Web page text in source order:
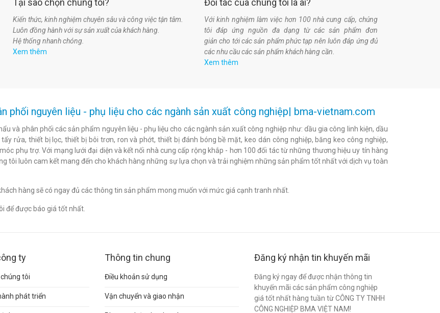
Tại sao chọn chúng tôi?
Kiến thức, kinh nghiệm chuyên sâu và công việc tận tâm.
Luôn đồng hành với sự sản xuất của khách hàng.
Hệ thống nhanh chóng.
Xem thêm
Đối tác của chúng tôi là ai?
Với kinh nghiệm làm việc hơn 100 nhà cung cấp, chúng
tôi đáp ứng nguồn đa dạng từ các sản phẩm đơn
giản cho tới các sản phẩm phức tạp nên luôn đáp ứng đủ
các nhu cầu các sản phẩm khách hàng cần.
Xem thêm
phối nguyên liệu - phụ liệu cho các ngành sản xuất công nghiệp| bma-vietnam.com
và phân phối các sản phẩm nguyên liệu - phụ liệu cho các ngành sản xuất công nghiệp như: dầu gia công linh kiện, dầu
rửa, thiết bị lọc, thiết bị bôi trơn, ron và phớt, thiết bị đánh bóng bề mặt, keo dán công nghiệp, băng keo công nghiệp,
phụ trợ. Với mạng lưới đại diện và kết nối nhà cung cấp rộng khắp - hơn 100 đối tác từ những thương hiệu uy tín hàng
tôi luôn cam kết mang đến cho khách hàng những sự lựa chọn và trải nghiệm những sản phẩm tốt nhất với dịch vụ toàn
hàng sẽ có ngay đủ các thông tin sản phẩm mong muốn với mức giá cạnh tranh nhất.
để được báo giá tốt nhất.
ty
tôi
phát triển
Thông tin chung
Điều khoản sử dụng
Vận chuyển và giao nhận
Đăng ký nhận tin khuyến mãi
Đăng ký ngay để được nhận thông tin
khuyến mãi các sản phẩm công nghiệp
giá tốt nhất hàng tuần từ CÔNG TY TNHH
CÔNG NGHIỆP BMA VIỆT NAM!